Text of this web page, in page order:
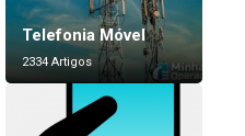
Telefonia Móvel
2334 Artigos